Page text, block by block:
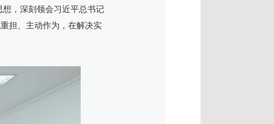
，深刻领会习近平总书记
担、主动作为，在解决实